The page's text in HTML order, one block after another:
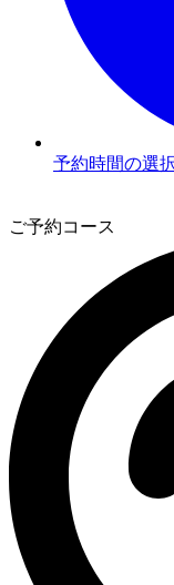
予約時間の選
ご予約コース